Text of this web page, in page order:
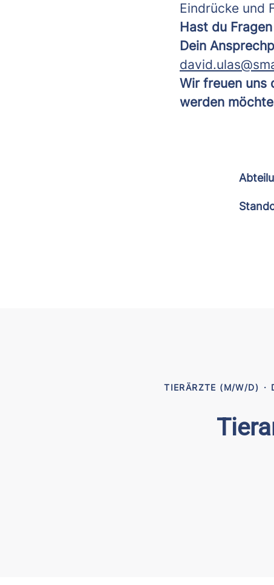
Eindrücke und
Hast du
Dein
Wir freuen uns
werden
TIERÄRZTE (M/W/D) ·